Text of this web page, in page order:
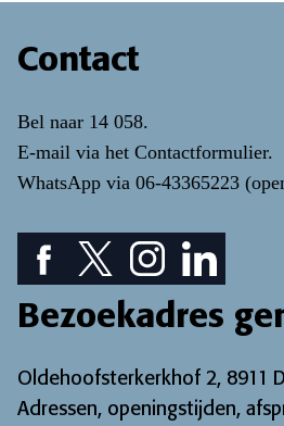
Contact
Bel naar 14 058.
E-mail via het Contactformulier.
WhatsApp via 06-43365223
Facebook pictogram: bekijk
Twitter pictogram:
InstagramLinkedIn
Bezoekadres
Oldehoofsterkerkhof 2, 8911
Adressen, openingstijden,